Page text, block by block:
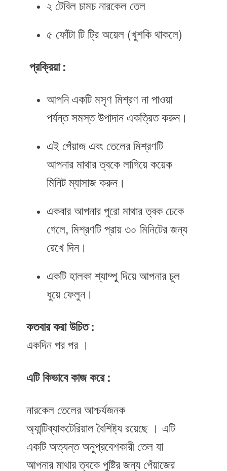
২ টেবিল চামচ নারকেল তেল
৫ ফোঁটা টি ট্রি অয়েল (খুশকি থাকলে)
প্রক্রিয়া :
আপনি একটি মসৃণ মিশ্রণ না পাওয়া
পর্যন্ত সমস্ত উপাদান একত্রিত করুন।
এই পেঁয়াজ এবং তেলের মিশ্রণটি
আপনার মাথার ত্বকে লাগিয়ে কয়েক
মিনিট ম্যাসাজ করুন।
একবার আপনার পুরো মাথার ত্বক ঢেকে
গেলে, মিশ্রণটি প্রায় ৩০ মিনিটের জন্য
রেখে দিন।
একটি হালকা শ্যাম্পু দিয়ে আপনার চুল
ধুয়ে ফেলুন।
কতবার করা উচিত :
একদিন পর পর ।
এটি কিভাবে কাজ করে :
নারকেল তেলের আশ্চর্যজনক
অ্যান্টিব্যাকটেরিয়াল বৈশিষ্ট্য রয়েছে । এটি
একটি অত্যন্ত অনুপ্রবেশকারী তেল যা
আপনার মাথার ত্বকে পুষ্টির জন্য পেঁয়াজের